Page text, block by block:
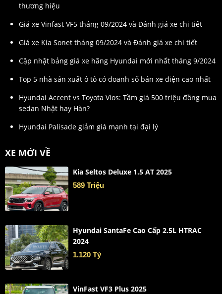
thương hiệu
Giá xe Vinfast VF5 tháng 09/2024 và Đánh giá xe chi tiết
Giá xe Kia Sonet tháng 09/2024 và Đánh giá xe chi tiết
Cập nhật bảng giá xe hãng Hyundai mới nhất tháng 9/2024
Top 5 nhà sản xuất ô tô có doanh số bán xe điện cao nhất
Hyundai Accent vs Toyota Vios: Tầm giá 500 triệu đồng mua
sedan Nhật hay Hàn?
Hyundai Palisade giảm giá mạnh tại đại lý
XE MỚI VỀ
Kia Seltos Deluxe 1.5 AT 2025
589 Triệu
Hyundai SantaFe Cao Cấp 2.5L HTRAC
2024
1.120 Tỷ
VinFast VF3 Plus 2025